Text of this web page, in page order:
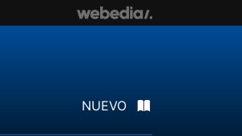
NUEVO